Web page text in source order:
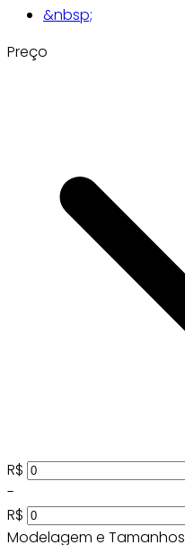
&nbsp;
Preço
R$
-
R$
Modelagem e Tamanhos